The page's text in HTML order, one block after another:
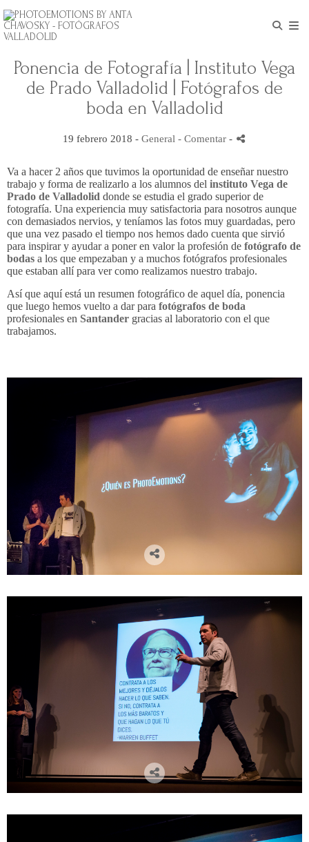
Ponencia de Fotografía | Instituto Vega
de Prado Valladolid | Fotógrafos de
boda en Valladolid
19 febrero 2018 - General - Comentar -
Va a hacer 2 años que tuvimos la oportunidad de enseñar nuestro
trabajo y forma de realizarlo a los alumnos del instituto Vega de
Prado de Valladolid donde se estudia el grado superior de
fotografía. Una experiencia muy satisfactoria para nosotros aunque
con demasiados nervios, y teníamos las fotos muy guardadas, pero
que una vez pasado el tiempo nos hemos dado cuenta que sirvió
para inspirar y ayudar a poner en valor la profesión de fotógrafo de
bodas a los que empezaban y a muchos fotógrafos profesionales
que estaban allí para ver como realizamos nuestro trabajo.
Así que aquí está un resumen fotográfico de aquel día, ponencia
que luego hemos vuelto a dar para fotógrafos de boda
profesionales en Santander gracias al laboratorio con el que
trabajamos.